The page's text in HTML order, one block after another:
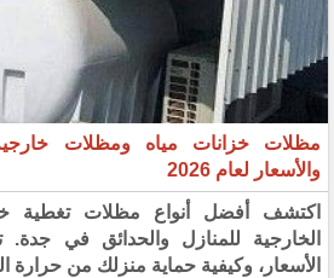
مظلات خزانات مياه ومظلات خارجية
والأسعار لعام 2026
اكتشف أفضل أنواع مظلات تغطية
الخارجية للمنازل والحدائق في
الأسعار، وكيفية حماية منزلك من حرارة